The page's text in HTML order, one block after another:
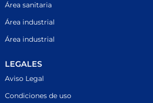
Área sanitaria
Área industrial
Área industrial
LEGALES
Aviso Legal
Condiciones de uso